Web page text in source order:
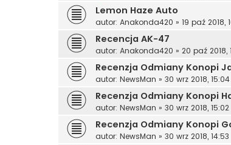
Lemon Haze Auto
autor: Anakonda420 » 19 paź 2018,
Recencja AK-47
autor: Anakonda420 » 20 paź 2018,
Recenzja Odmiany Konopi
autor: NewsMan » 30 wrz 2018, 15:04
Recenzja Odmiany Konopi
autor: NewsMan » 30 wrz 2018, 15:02
Recenzja Odmiany Konopi
autor: NewsMan » 30 wrz 2018, 14:53